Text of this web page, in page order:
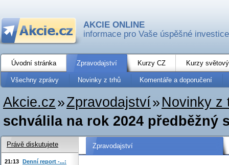
AKCIE ONLINE
informace pro Vaše úspěšné investice
Úvodní stránka Zpravodajství Kurzy CZ Kurzy
Všechny zprávy Novinky z trhů Komentáře a doporučení
Akcie.cz»Zpravodajství» Novinky z
schválila na rok 2024 předběžný
Zpravodajství
Právě diskutujete
21:13 Denní report -...: